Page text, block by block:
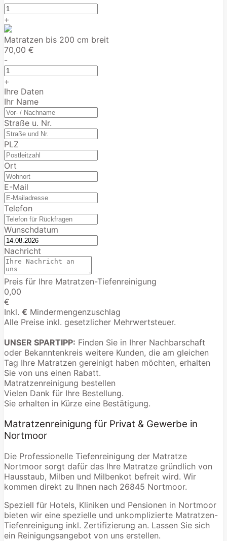
+
Matratzen bis 200 cm breit
70,00 €
-
+
Ihre Daten
Ihr Name
Straße u. Nr.
PLZ
Ort
E-Mail
Telefon
Wunschdatum
Nachricht
Preis für Ihre Matratzen-Tiefenreinigung
0,00
€
Inkl. € Mindermengenzuschlag
Alle Preise inkl. gesetzlicher Mehrwertsteuer.
UNSER SPARTIPP: Finden Sie in Ihrer Nachbarschaft
oder Bekanntenkreis weitere Kunden, die am gleichen
Tag Ihre Matratzen gereinigt haben möchten, erhalten
Sie von uns einen Rabatt.
Matratzenreinigung bestellen
Vielen Dank für Ihre Bestellung.
Sie erhalten in Kürze eine Bestätigung.
Matratzenreinigung für Privat & Gewerbe in
Nortmoor
Die Professionelle Tiefenreinigung der Matratze
Nortmoor sorgt dafür das Ihre Matratze gründlich von
Hausstaub, Milben und Milbenkot befreit wird. Wir
kommen direkt zu Ihnen nach 26845 Nortmoor.
Speziell für Hotels, Kliniken und Pensionen in Nortmoor
bieten wir eine spezielle und unkomplizierte Matratzen-
Tiefenreinigung inkl. Zertifizierung an. Lassen Sie sich
ein Reinigungsangebot von uns erstellen.